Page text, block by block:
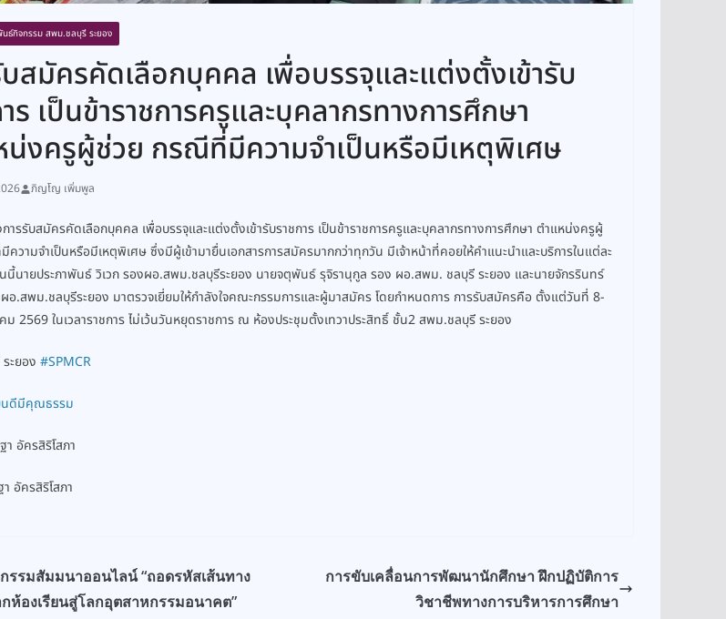
นธ์กิจกรรม สพม.ชลบุรี ระยอง
สมัครคัดเลือกบุคคล เพื่อบรรจุและแต่งตั้งเข้ารับ
ร เป็นข้าราชการครูและบุคลากรทางการศึกษา
น่งครูผู้ช่วย กรณีที่มีความจำเป็นหรือมีเหตุพิเศษ
ภิญโญ เพิ่มพูล
ารรับสมัครคัดเลือกบุคคล เพื่อบรรจุและแต่งตั้งเข้ารับราชการ เป็นข้าราชการครูและบุคลากรทางการศึกษา ตำแหน่งครูผู้
วามจำเป็นหรือมีเหตุพิเศษ ซึ่งมีผู้เข้ามายื่นเอกสารการสมัครมากกว่าทุกวัน มีเจ้าหน้าที่คอยให้คำแนะนำและบริการในแต่ละ
นี้นายประภาพันธ์ วิเวก รองผอ.สพม.ชลบุรีระยอง นายจตุพันธ์ รุจิรานุกูล รอง ผอ.สพม. ชลบุรี ระยอง และนายจักรรินทร์
อ.สพม.ชลบุรีระยอง มาตรวจเยี่ยมให้กำลังใจคณะกรรมการและผู้มาสมัคร โดยกำหนดการ การรับสมัครคือ ตั้งแต่วันที่ 8-
2569 ในเวลาราชการ ไม่เว้นวันหยุดราชการ ณ ห้องประชุมตั้งเทวาประสิทธิ์ ชั้น2 สพม.ชลบุรี ระยอง
ะยอง #SPMCR
นดีมีคุณธรรม
อัครสิริโสภา
อัครสิริโสภา
รรมสัมมนาออนไลน์ “ถอดรหัสเส้นทาง
กห้องเรียนสู่โลกอุตสาหกรรมอนาคต”
การขับเคลื่อนการพัฒนานักศึกษา ฝึกปฏิบัติการ
วิชาชีพทางการบริหารการศึกษา